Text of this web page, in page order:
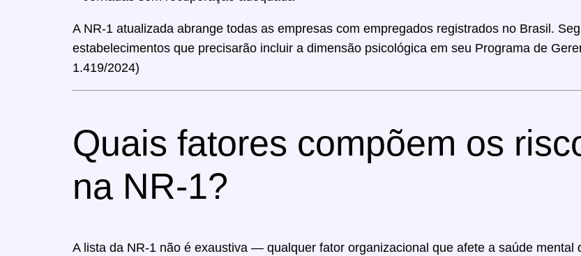
A NR-1 atualizada abrange todas as empresas com empregados registrados no Brasil.
estabelecimentos que precisarão incluir a dimensão psicológica em seu Programa de
1.419/2024)
Quais fatores compõem os
na NR-1?
A lista da NR-1 não é exaustiva — qualquer fator organizacional que afete a saúde